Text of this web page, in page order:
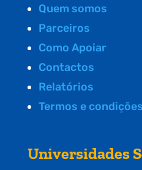
Quem somos
Parceiros
Como Apoiar
Contactos
Relatórios
Termos e condições
Universidades